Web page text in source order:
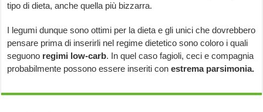
tipo di dieta, anche quella più bizzarra.
I legumi dunque sono ottimi per la dieta e gli unici che dovrebbero
pensare prima di inserirli nel regime dietetico sono coloro i quali
seguono regimi low-carb. In quel caso fagioli, ceci e compagnia
probabilmente possono essere inseriti con estrema parsimonia.